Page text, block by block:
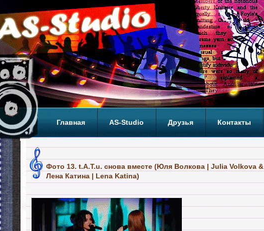
Главная AS-Studio Друзья Контакты
Фото 13. t.A.T.u. снова вместе (Юля Волкова | Julia Volkova &
Лена Катина | Lena Katina)